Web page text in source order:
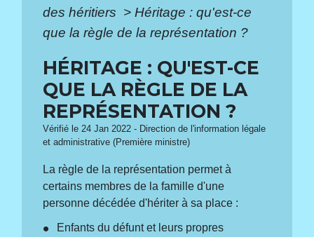
des héritiers > Héritage : qu'est-ce
que la règle de la représentation ?
HÉRITAGE : QU'EST-CE
QUE LA RÈGLE DE LA
REPRÉSENTATION ?
Vérifié le 24 Jan 2022 - Direction de l'information légale
et administrative (Première ministre)
La règle de la représentation permet à
certains membres de la famille d'une
personne décédée d'hériter à sa place :
Enfants du défunt et leurs propres